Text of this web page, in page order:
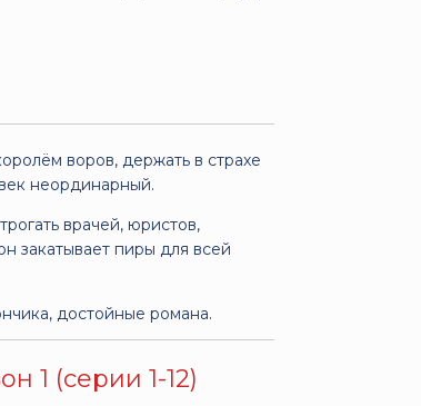
воров, держать в страхе
неординарный.
врачей, юристов,
закатывает пиры для всей
достойные романа.
1 (серии 1-12)